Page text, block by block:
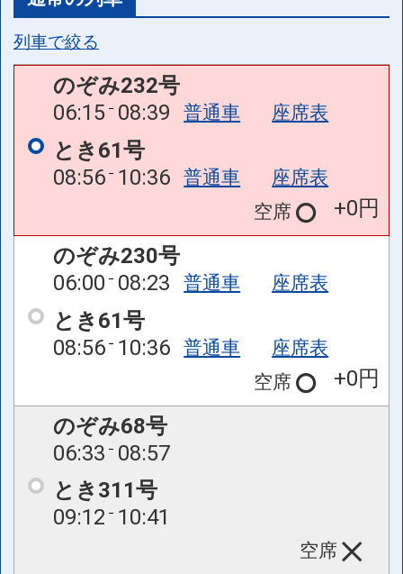
列車で絞る
のぞみ232号
06:15 08:39 普通車 座席表
とき61号
08:56 10:36 普通車
座席表
空席
+0円
のぞみ230号
06:00 08:23 普通車 座席表
とき61号
08:56 10:36 普通車
座席表
空席
+0円
のぞみ68号
06:33 08:57
とき311号
09:12 10:41
空席